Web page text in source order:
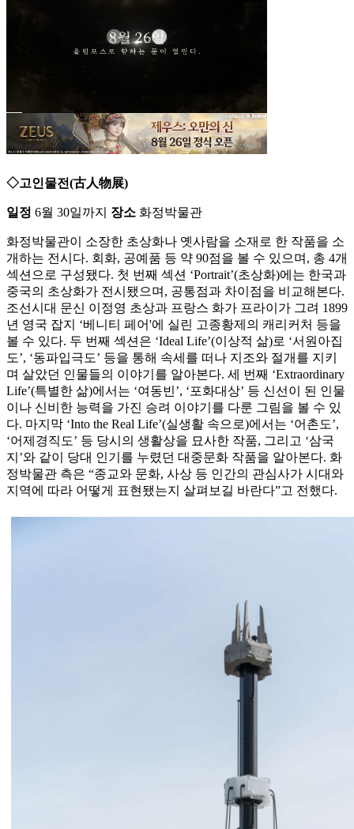
◇고인물전(古人物展)
일정 6월 30일까지 장소 화정박물관
화정박물관이 소장한 초상화나 옛사람을 소재로 한 작품을 소
개하는 전시다. 회화, 공예품 등 약 90점을 볼 수 있으며, 총 4개
섹션으로 구성됐다. 첫 번째 섹션 ‘Portrait’(초상화)에는 한국과
중국의 초상화가 전시됐으며, 공통점과 차이점을 비교해본다.
조선시대 문신 이정영 초상과 프랑스 화가 프라이가 그려 1899
년 영국 잡지 ‘베니티 페어'에 실린 고종황제의 캐리커처 등을
볼 수 있다. 두 번째 섹션은 ‘Ideal Life’(이상적 삶)로 ‘서원아집
도’, ‘동파입극도’ 등을 통해 속세를 떠나 지조와 절개를 지키
며 살았던 인물들의 이야기를 알아본다. 세 번째 ‘Extraordinary
Life’(특별한 삶)에서는 ‘여동빈’, ‘포화대상’ 등 신선이 된 인물
이나 신비한 능력을 가진 승려 이야기를 다룬 그림을 볼 수 있
다. 마지막 ‘Into the Real Life’(실생활 속으로)에서는 ‘어촌도’,
‘어제경직도’ 등 당시의 생활상을 묘사한 작품, 그리고 ‘삼국
지’와 같이 당대 인기를 누렸던 대중문화 작품을 알아본다. 화
정박물관 측은 “종교와 문화, 사상 등 인간의 관심사가 시대와
지역에 따라 어떻게 표현됐는지 살펴보길 바란다”고 전했다.